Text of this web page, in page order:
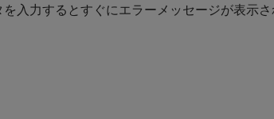
入力するとすぐにエラーメッセージが表示さ